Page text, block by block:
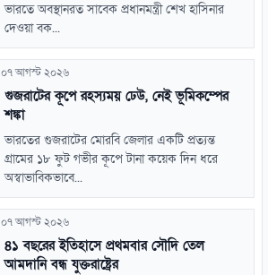
ভারতে অবস্থানরত সাবেক প্রধানমন্ত্রী শেখ হাসিনার
দেওয়া বক...
০৭ আগস্ট ২০২৬
গুজরাটের কূপে রহস্যময় ঢেউ, নেই ভূমিকম্পের
শঙ্কা
ভারতের গুজরাটের মোরবি জেলার একটি প্রত্যন্ত
গ্রামের ১৮ ফুট গভীর কূপে টানা কয়েক দিন ধরে
অস্বাভাবিকভাবে...
০৭ আগস্ট ২০২৬
৪১ বছরের ইতিহাসে প্রথমবার সৌদি তেল
আমদানি বন্ধ যুক্তরাষ্ট্রের